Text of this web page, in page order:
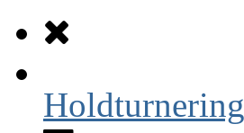
Holdturnering